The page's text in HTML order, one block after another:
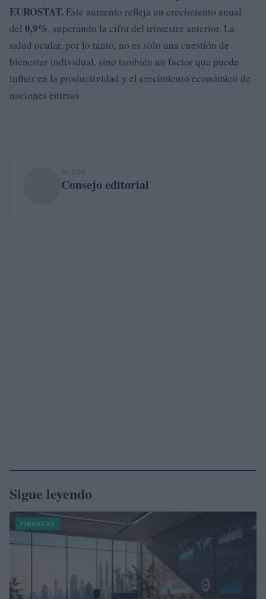
EUROSTAT. Este aumento refleja un crecimiento anual
del 0,9%, superando la cifra del trimestre anterior. La
salud ocular, por lo tanto, no es solo una cuestión de
bienestar individual, sino también un factor que puede
influir en la productividad y el crecimiento económico de
naciones enteras
.
AUTOR
Consejo editorial
Sigue leyendo
FINANZAS